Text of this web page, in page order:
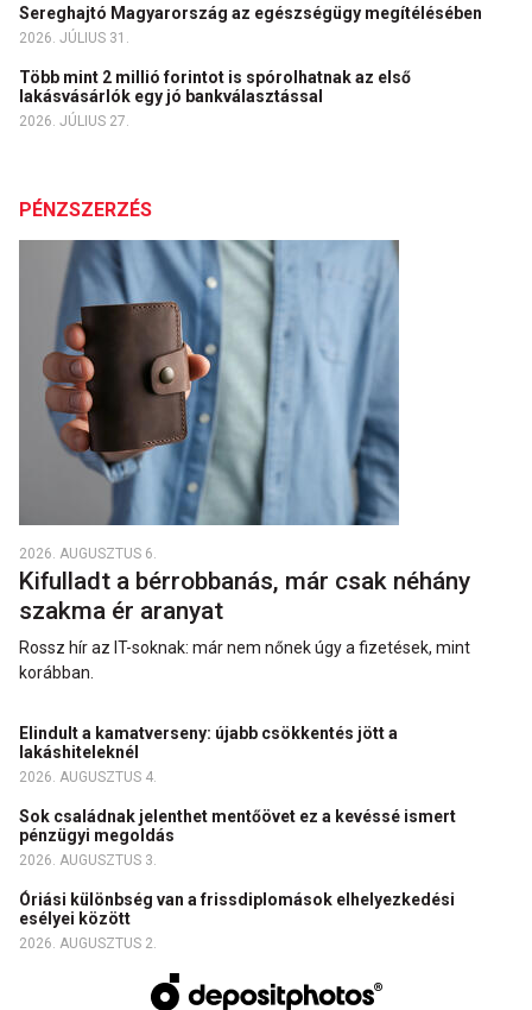
Sereghajtó Magyarország az egészségügy megítélésében
2026. JÚLIUS 31.
Több mint 2 millió forintot is spórolhatnak az első
lakásvásárlók egy jó bankválasztással
2026. JÚLIUS 27.
PÉNZSZERZÉS
2026. AUGUSZTUS 6.
Kifulladt a bérrobbanás, már csak néhány
szakma ér aranyat
Rossz hír az IT-soknak: már nem nőnek úgy a fizetések, mint
korábban.
Elindult a kamatverseny: újabb csökkentés jött a
lakáshiteleknél
2026. AUGUSZTUS 4.
Sok családnak jelenthet mentőövet ez a kevéssé ismert
pénzügyi megoldás
2026. AUGUSZTUS 3.
Óriási különbség van a frissdiplomások elhelyezkedési
esélyei között
2026. AUGUSZTUS 2.